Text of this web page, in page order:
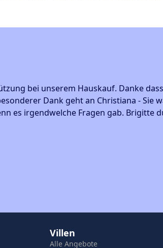
bei unserem Hauskauf. Danke dass ihr
Dank geht an Christiana - Sie war
irgendwelche Fragen gab. Brigitte du
Villen
Alle Angebote